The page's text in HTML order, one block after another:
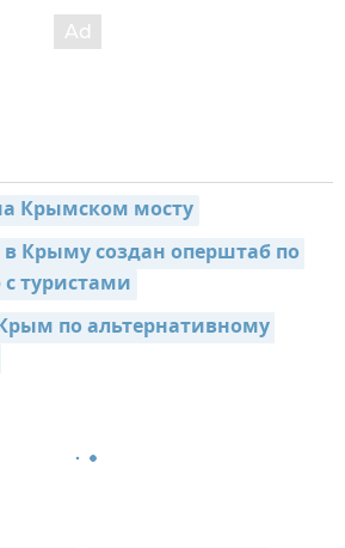
Крымском мосту
Крыму создан оперштаб по
туристами
по альтернативному